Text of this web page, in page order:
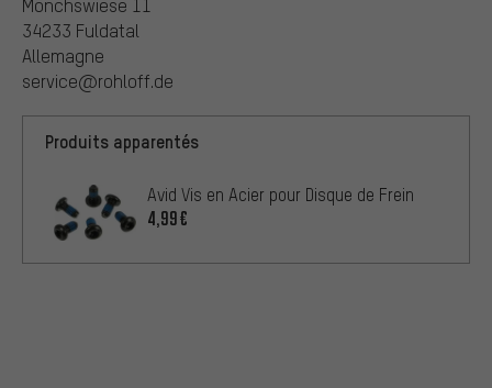
Mönchswiese 11
34233 Fuldatal
Allemagne
service@rohloff.de
Produits apparentés
Avid Vis en Acier pour Disque de Frein
4,99€